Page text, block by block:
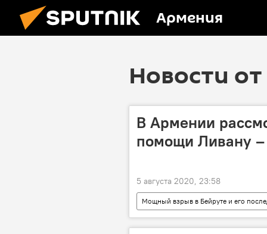
Армения
Новости
В Армении
помощи Ливану –
5 августа 2020, 23:58
Мощный взрыв в Бейруте и его
Новости Армения
посол